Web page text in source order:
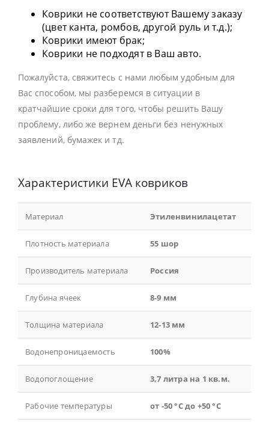
Коврики не соответствуют Вашему заказу
(цвет канта, ромбов, другой руль и т.д.);
Коврики имеют брак;
Коврики не подходят в Ваш авто.
Пожалуйста, свяжитесь с нами любым удобным для
Вас способом, мы разберемся в ситуации в
кратчайшие сроки для того, чтобы решить Вашу
проблему, либо же вернем деньги без ненужных
заявлений, бумажек и тд.
Характеристики EVA ковриков
Материал Этиленвинилацетат
Плотность материала 55 шор
Производитель материала Россия
Глубина ячеек 8-9 мм
Толщина материала 12-13 мм
Водонепроницаемость 100%
Водопоглощение 3,7 литра на 1 кв.м.
Рабочие температуры от -50 °С до +50 °С